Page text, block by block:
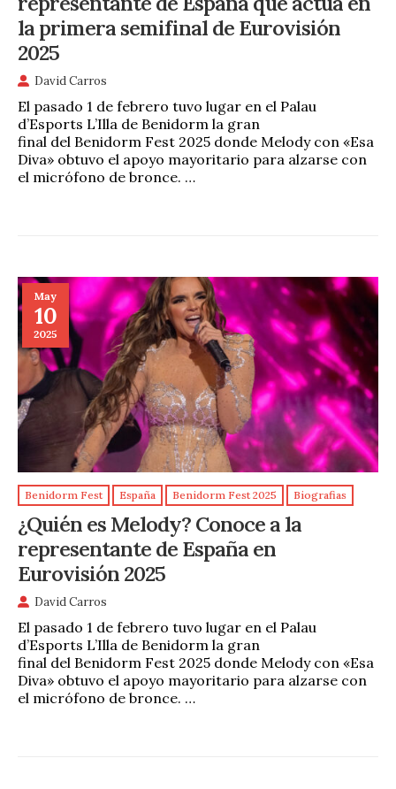
la primera semifinal de Eurovisión
2025
David Carros
El pasado 1 de febrero tuvo lugar en el Palau
d’Esports L’Illa de Benidorm la gran
final del Benidorm Fest 2025 donde Melody con «Esa
Diva» obtuvo el apoyo mayoritario para alzarse con
el micrófono de bronce. …
May
10
2025
Benidorm Fest España Benidorm Fest 2025 Biografias
¿Quién es Melody? Conoce a la
representante de España en
Eurovisión 2025
David Carros
El pasado 1 de febrero tuvo lugar en el Palau
d’Esports L’Illa de Benidorm la gran
final del Benidorm Fest 2025 donde Melody con «Esa
Diva» obtuvo el apoyo mayoritario para alzarse con
el micrófono de bronce. …